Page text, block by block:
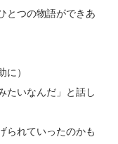
とつの物語ができあ
）
たいなんだ」と話し
られていったのかも